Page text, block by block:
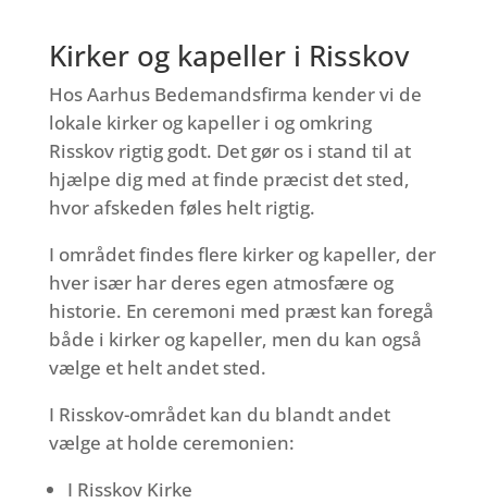
Kirker og kapeller i Risskov
Hos Aarhus Bedemandsfirma kender vi de
lokale kirker og kapeller i og omkring
Risskov rigtig godt. Det gør os i stand til at
hjælpe dig med at finde præcist det sted,
hvor afskeden føles helt rigtig.
I området findes flere kirker og kapeller, der
hver især har deres egen atmosfære og
historie. En ceremoni med præst kan foregå
både i kirker og kapeller, men du kan også
vælge et helt andet sted.
I Risskov-området kan du blandt andet
vælge at holde ceremonien:
I Risskov Kirke